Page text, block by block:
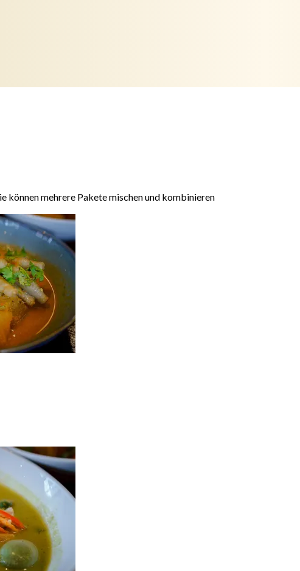
können mehrere Pakete mischen und kombinieren